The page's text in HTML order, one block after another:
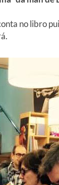
no libro